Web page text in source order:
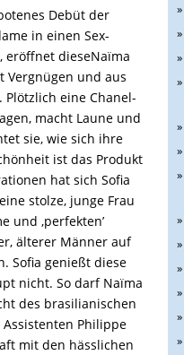
Debüt der
in einen Sex-
eröffnet dieseNaïma
Vergnügen und aus
Plötzlich eine Chanel-
macht Laune und
sie, wie sich ihre
ist das Produkt
hat sich Sofia
stolze, junge Frau
und ‚perfekten’
älterer Männer auf
Sofia genießt diese
nicht. So darf Naïma
des brasilianischen
Philippe
mit den hässlichen
»
»
»
»
»
»
»
»
»
»
»
»
»